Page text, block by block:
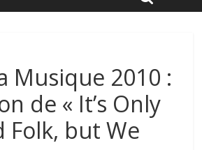
Musique 2010 :
de « It’s Only
Folk, but We